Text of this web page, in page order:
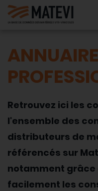
ANNUAIRE
Retrouvez ici les
l'ensemble des
distributeurs de
référencés sur
notamment grâce
facilement les